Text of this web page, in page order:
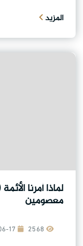
المزيد
لماذا أمرنا
معصومين
2023-06-17